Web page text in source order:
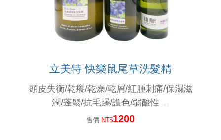
立美特 快樂鼠尾草洗髮精
頭皮失衡/乾癢/乾燥/乾屑/紅腫刺痛/保濕滋
潤/蓬鬆/抗毛躁/謢色/弱酸性 ...
售價 NT$1200